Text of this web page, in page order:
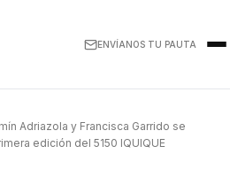
ENVÍANOS TU PAUTA
Adriazola y Francisca Garrido se
edición del 5150 IQUIQUE